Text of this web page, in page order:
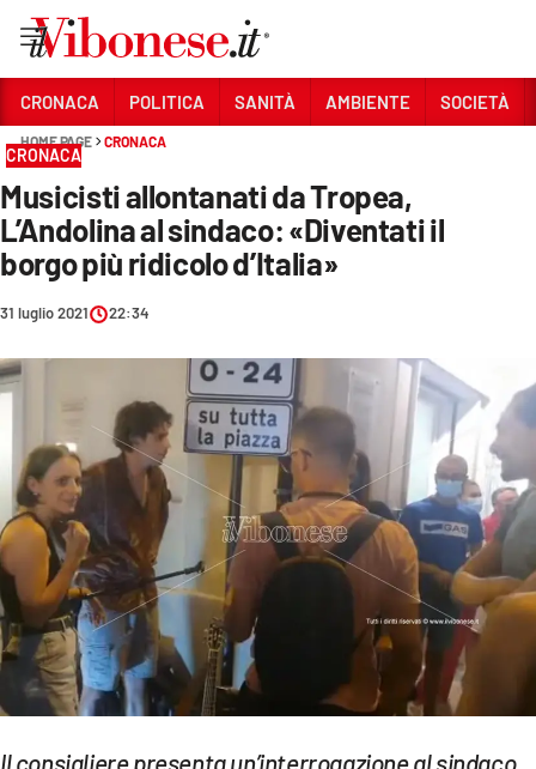
Sezioni
CRONACA
POLITICA
CULTURA
ECONOMIA E LAVORO
EVENTI
SPORT
Streaming
LAC TV
LAC NETWORK
CRONACA POLITICA SANITÀ AMBIENTE SOCIETÀ
HOME PAGE CRONACA
CRONACA
Musicisti allontanati da Tropea,
L’Andolina al sindaco: «Diventati il
borgo più ridicolo d’Italia»
31 luglio 2021 22:34
Il consigliere presenta un’interrogazione al sindaco